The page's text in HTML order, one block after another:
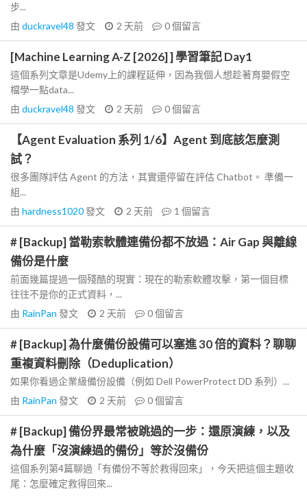
步...
由 duckravel48 發文 2 天前 0個留言
[Machine Learning A-Z [2026] ] 學習筆記 Day1
這個系列文章是Udemy上的課程延伸，因為我個人想趁著育嬰假空
檔學一點data...
由 duckravel48 發文 2 天前 0個留言
【Agent Evaluation 系列 1/6】Agent 到底該怎麼測
試？
很多團隊評估 Agent 的方法，其實還停留在評估 Chatbot。 準備一
組...
由 hardness1020發文 2 天前 1 個留言
# [Backup] 當勒索軟體連備份都不放過：Air Gap 與離線
備份是什麼
前面幾篇提過一個殘酷的現實：現在的勒索軟體攻擊，第一個目標
往往不是你的正式資料，...
由 RainPan 發文 2 天前 0個留言
# [Backup] 為什麼備份設備可以塞進 30 倍的資料？聊聊
重複資料刪除（Deduplication）
如果你看過企業級備份設備（例如 Dell PowerProtect DD 系列）...
由 RainPan 發文 2 天前 0個留言
# [Backup] 備份界最常被跳過的一步：還原演練，以及
為什麼「沒演練過的備份」等於沒備份
這個系列第4篇聊過「有備份不等於救得回來」，今天把這個主題收
尾：怎麼確定救得回來...